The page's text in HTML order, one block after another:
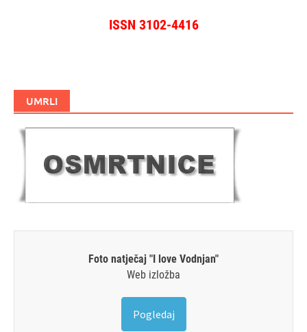
ISSN 3102-4416
UMRLI
Foto natječaj "I love Vodnjan"
Web izložba
Pogledaj